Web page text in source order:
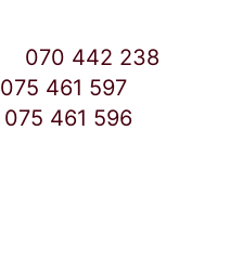
070 442 238
075 461 597
075 461 596